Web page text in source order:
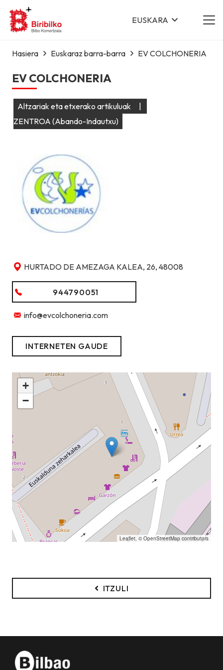
EUSKARA
Hasiera Euskaraz barra-barra EV COLCHONERIA
EV COLCHONERIA
Altzariak eta etxerako artikuluak
|
ZENTROA (Abando-Indautxu)
HURTADO DE AMEZAGA KALEA, 26, 48008
944790051
info@evcolchoneria.com
INTERNETEN GAUDE
+
−
Leaflet, © OpenStreetMap contributors
ITZULI